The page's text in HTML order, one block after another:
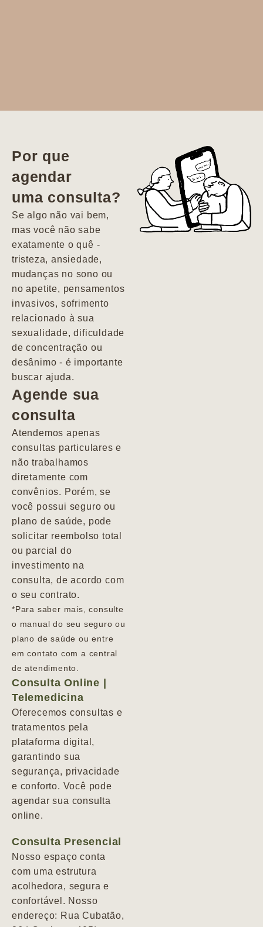
vida. Ela me
encontrou num
estado misto de
depressão e
agitação com
pensamentos
Por que
agendar
uma consulta?
Se algo não vai bem,
mas você não sabe
exatamente o quê -
tristeza, ansiedade,
mudanças no sono ou
no apetite, pensamentos
invasivos, sofrimento
relacionado à sua
sexualidade, dificuldade
de concentração ou
desânimo - é importante
buscar ajuda.
Agende sua
consulta
Atendemos apenas
consultas particulares e
não trabalhamos
diretamente com
convênios. Porém, se
você possui seguro ou
plano de saúde, pode
solicitar reembolso total
ou parcial do
investimento na
consulta, de acordo com
o seu contrato.
*Para saber mais, consulte
o manual do seu seguro ou
plano de saúde ou entre
em contato com a central
de atendimento.
Consulta Online |
Telemedicina
Oferecemos consultas e
tratamentos pela
plataforma digital,
garantindo sua
segurança, privacidade
e conforto. Você pode
agendar sua consulta
online.
Consulta Presencial
Nosso espaço conta
com uma estrutura
acolhedora, segura e
confortável. Nosso
endereço: Rua Cubatão,